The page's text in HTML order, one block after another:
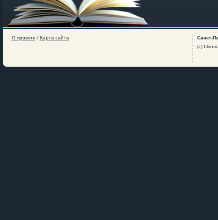
О проекте / Карта сайта
Санкт-
(c)